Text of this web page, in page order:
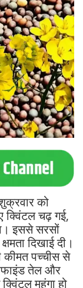
को
क्विंटल चढ़ गई,
इससे सरसों
दिखाई दी।
कीमत पच्चीस से
तेल और
महंगा हो